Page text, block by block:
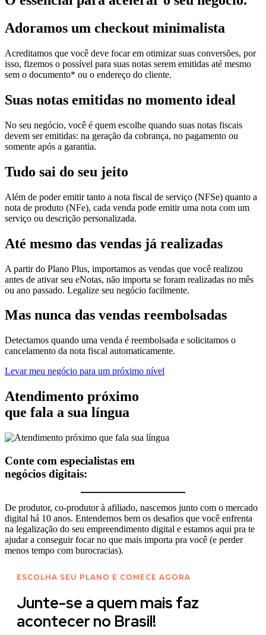
Adoramos um checkout minimalista
Acreditamos que você deve focar em otimizar suas conversões, por
isso, fizemos o possível para suas notas serem emitidas até mesmo
sem o documento* ou o endereço do cliente.
Suas notas emitidas no momento ideal
No seu negócio, você é quem escolhe quando suas notas fiscais
devem ser emitidas: na geração da cobrança, no pagamento ou
somente após a garantia.
Tudo sai do seu jeito
Além de poder emitir tanto a nota fiscal de serviço (NFSe) quanto a
nota de produto (NFe), cada venda pode emitir uma nota com um
serviço ou descrição personalizada.
Até mesmo das vendas já realizadas
A partir do Plano Plus, importamos as vendas que você realizou
antes de ativar seu eNotas, não importa se foram realizadas no mês
ou ano passado. Legalize seu negócio facilmente.
Mas nunca das vendas reembolsadas
Detectamos quando uma venda é reembolsada e solicitamos o
cancelamento da nota fiscal automaticamente.
Levar meu negócio para um próximo nível
Atendimento próximo
que fala a sua língua
Conte com especialistas em
negócios digitais:
De produtor, co-produtor à afiliado, nascemos junto com o mercado
digital há 10 anos. Entendemos bem os desafios que você enfrenta
na legalização do seu empreendimento digital e estamos aqui pra te
ajudar a conseguir focar no que mais importa pra você (e perder
menos tempo com burocracias).
ESCOLHA SEU PLANO E COMECE AGORA
Junte-se a quem mais faz
acontecer no Brasil!